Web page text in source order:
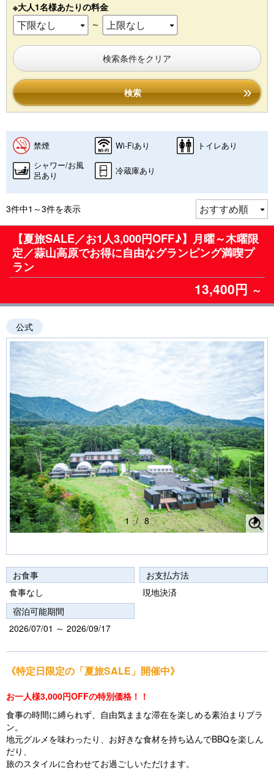
※大人1名様あたりの料金
～
検索条件をクリア
検索
禁煙 Wi-Fiあり
トイレあり
シャワー/お風
呂あり
冷蔵庫あり
3件中1～3件を表示
【夏旅SALE／お1人3,000円OFF♪】月曜～木曜限
定／蒜山高原でお得に自由なグランピング満喫プ
ラン
13,400円 ～
公式
Pr
e
vi
o
u
s
N
e
xt
1 / 8
お食事
食事なし
お支払方法
現地決済
宿泊可能期間
2026/07/01 ～ 2026/09/17
《特定日限定の「夏旅SALE」開催中》
お一人様3,000円OFFの特別価格！！
食事の時間に縛られず、自由気ままな滞在を楽しめる素泊まりプラ
ン。
地元グルメを味わったり、お好きな食材を持ち込んでBBQを楽しん
だり、
旅のスタイルに合わせてお過ごしいただけます。